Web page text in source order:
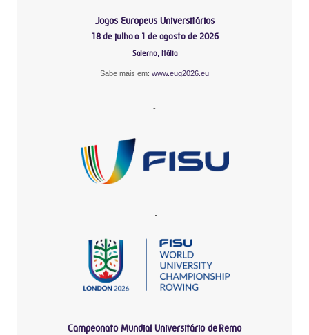
Jogos Europeus Universitários
18 de julho a 1 de agosto de 2026
Salerno, Itália
Sabe mais em: www.eug2026.eu
-
-
Campeonato Mundial Universitário de Remo